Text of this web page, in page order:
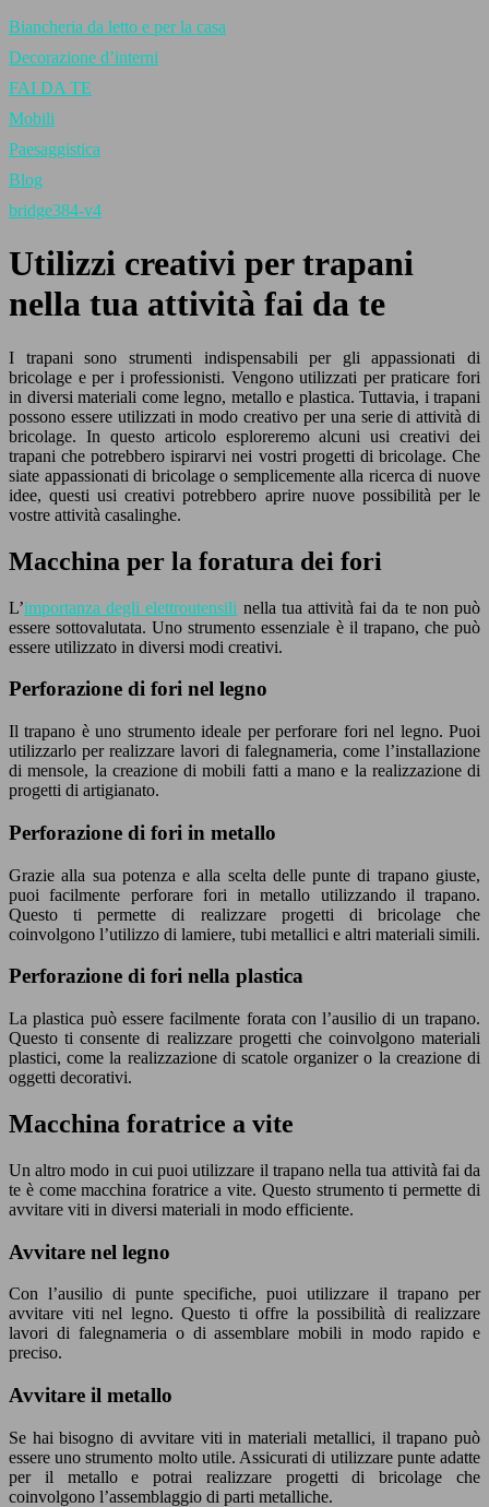
Biancheria da letto e per la casa
Decorazione d’interni
FAI DA TE
Mobili
Paesaggistica
Blog
bridge384-v4
Utilizzi creativi per trapani
nella tua attività fai da te
I trapani sono strumenti indispensabili per gli appassionati di
bricolage e per i professionisti. Vengono utilizzati per praticare fori
in diversi materiali come legno, metallo e plastica. Tuttavia, i trapani
possono essere utilizzati in modo creativo per una serie di attività di
bricolage. In questo articolo esploreremo alcuni usi creativi dei
trapani che potrebbero ispirarvi nei vostri progetti di bricolage. Che
siate appassionati di bricolage o semplicemente alla ricerca di nuove
idee, questi usi creativi potrebbero aprire nuove possibilità per le
vostre attività casalinghe.
Macchina per la foratura dei fori
L’importanza degli elettroutensili nella tua attività fai da te non può
essere sottovalutata. Uno strumento essenziale è il trapano, che può
essere utilizzato in diversi modi creativi.
Perforazione di fori nel legno
Il trapano è uno strumento ideale per perforare fori nel legno. Puoi
utilizzarlo per realizzare lavori di falegnameria, come l’installazione
di mensole, la creazione di mobili fatti a mano e la realizzazione di
progetti di artigianato.
Perforazione di fori in metallo
Grazie alla sua potenza e alla scelta delle punte di trapano giuste,
puoi facilmente perforare fori in metallo utilizzando il trapano.
Questo ti permette di realizzare progetti di bricolage che
coinvolgono l’utilizzo di lamiere, tubi metallici e altri materiali simili.
Perforazione di fori nella plastica
La plastica può essere facilmente forata con l’ausilio di un trapano.
Questo ti consente di realizzare progetti che coinvolgono materiali
plastici, come la realizzazione di scatole organizer o la creazione di
oggetti decorativi.
Macchina foratrice a vite
Un altro modo in cui puoi utilizzare il trapano nella tua attività fai da
te è come macchina foratrice a vite. Questo strumento ti permette di
avvitare viti in diversi materiali in modo efficiente.
Avvitare nel legno
Con l’ausilio di punte specifiche, puoi utilizzare il trapano per
avvitare viti nel legno. Questo ti offre la possibilità di realizzare
lavori di falegnameria o di assemblare mobili in modo rapido e
preciso.
Avvitare il metallo
Se hai bisogno di avvitare viti in materiali metallici, il trapano può
essere uno strumento molto utile. Assicurati di utilizzare punte adatte
per il metallo e potrai realizzare progetti di bricolage che
coinvolgono l’assemblaggio di parti metalliche.